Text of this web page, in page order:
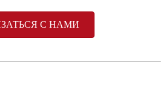
С НАМИ